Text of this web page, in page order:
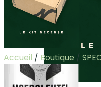
Accueil / Boutique /